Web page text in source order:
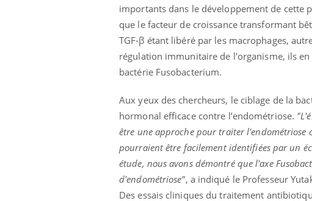
importants dans le développement de cette
que le facteur de croissance transformant
TGF-β étant libéré par les macrophages,
régulation immunitaire de l'organisme, ils
bactérie Fusobacterium.
Aux yeux des chercheurs, le ciblage de la
hormonal efficace contre l’endométriose.
être une approche pour traiter l'endométriose
pourraient être facilement identifiées par un
étude, nous avons démontré que l'axe
d'endométriose", a indiqué le Professeur
Des essais cliniques du traitement